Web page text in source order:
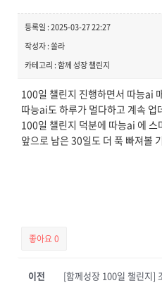
등록일 : 2025-03-27 22:27
작성자 : 쏠라
카테고리 : 함께 성장 챌린지
100일 챌린지 진행하면서 따능ai
따능ai도 하루가 멀다하고 계속
100일 챌린지 덕분에 따능ai 에 스
앞으로 남은 30일도 더 푹 빠져볼
좋아요0
이전 [함께성장 100일 챌린지]